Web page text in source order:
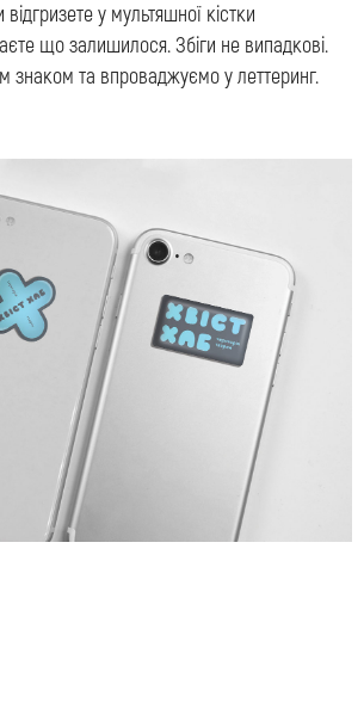
у мультяшної кістки
що залишилося. Збіги не випадкові.
знаком та впроваджуємо у леттеринг.